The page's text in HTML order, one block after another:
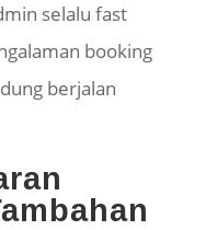
selalu fast
booking
berjalan